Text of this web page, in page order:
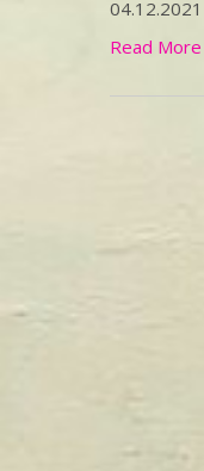
Read More